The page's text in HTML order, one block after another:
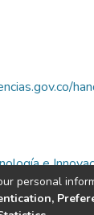
e
personal